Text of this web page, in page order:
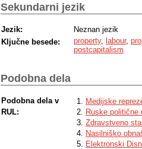
Sekundarni jezik
Jezik:
Neznan jezik
Ključne besede:
property, labour,
postcapitalism
Podobna dela
Podobna dela v
RUL:
Medijske
Ruske politične
Zdravstveno
Nasilniško
Elektronski